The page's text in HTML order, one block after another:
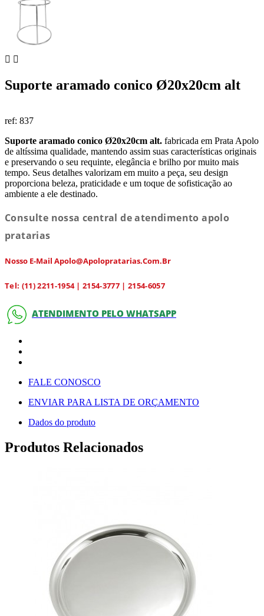
 
Suporte aramado conico Ø20x20cm alt
ref: 837
Suporte aramado conico Ø20x20cm alt. fabricada em Prata Apolo
de altíssima qualidade, mantendo assim suas características originais
e preservando o seu requinte, elegância e brilho por muito mais
tempo. Seus detalhes valorizam em muito a peça, seu design
proporciona beleza, praticidade e um toque de sofisticação ao
ambiente a ele destinado.
Consulte nossa central de atendimento apolo
pratarias
Nosso E-Mail Apolo@apolopratarias.com.br
Tel: (11) 2211-1954 | 2154-3777 | 2154-6057
ATENDIMENTO PELO WHATSAPP
FALE CONOSCO
ENVIAR PARA LISTA DE ORÇAMENTO
Dados do produto
Produtos Relacionados